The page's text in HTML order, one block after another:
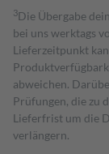
3Die Übergabe
bei uns werktags
Lieferzeitpunkt
abweichen.
Prüfungen, die zu
Lieferfrist um die
verlängern.